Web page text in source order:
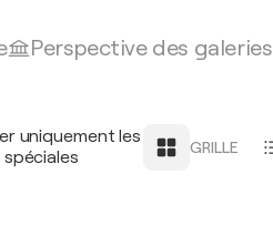
Perspective des galeries
uniquement les
GRILLE